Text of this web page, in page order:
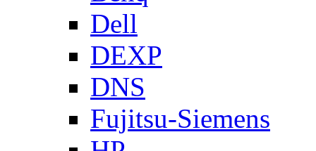
Dell
DEXP
DNS
Fujitsu-Siemens